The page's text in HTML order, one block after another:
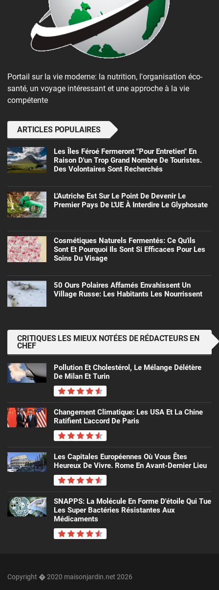
Portail sur la vie moderne: la nutrition, l'organisation éco-
santé, un voyage intéressant et une approche à la vie
compétente
ARTICLES POPULAIRES
Les Îles Féroé Fermeront "pour Entretien" En
Raison D'un Trop Grand Nombre De Touristes.
Des Volontaires Sont Recherchés
L'Autriche Est Sur Le Point De Devenir Le
Premier Pays De L'UE À Interdire Le Glyphosate
Cosmétiques Naturels Fermentés: Ce Qu'ils
Sont Et Pourquoi Ils Sont Si Efficaces Pour Les
Soins Du Visage
50 Ours Polaires Affamés Envahissent Un
Village Russe: Les Habitants Les Nourrissent
CRITIQUES LES MIEUX NOTÉES DE RÉDACTEURS EN
CHEF
Pollution Et Cholestérol, Le Mélange Délétère
De Milan Et Turin
Changement Climatique: Les USA Et La Chine
Ratifient L'accord De Paris
Les Capitales Européennes Où Vous Êtes
Heureux De Vivre. Rome En Avant-Dernier Lieu
SNAPPS: La Molécule En Forme D'étoile Qui Tue
Les Super Bactéries Résistantes Aux
Médicaments
Copyright � 2020 maisonjardin.net 2026